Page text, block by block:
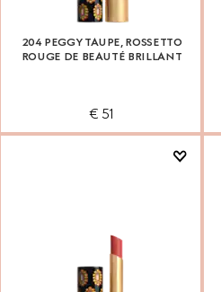
204 PEGGY TAUPE, ROSSETTO
ROUGE DE BEAUTÉ BRILLANT
€ 51